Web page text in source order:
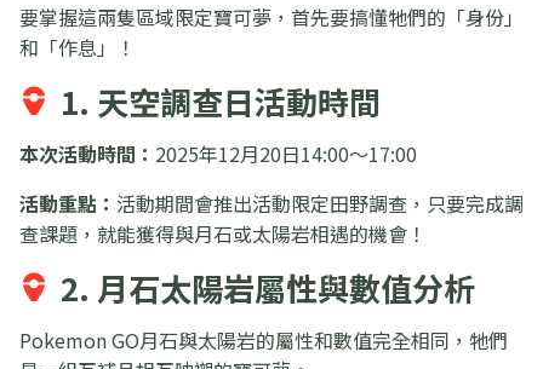
要掌握這兩隻區域限定寶可夢，首先要搞懂牠們的「身份」
和「作息」！
1. 天空調查日活動時間
本次活動時間： 2025年12月20日14:00～17:00
活動重點： 活動期間會推出活動限定田野調查，只要完成調
查課題，就能獲得與月石或太陽岩相遇的機會！
2. 月石太陽岩屬性與數值分析
Pokemon GO月石與太陽岩的屬性和數值完全相同，牠們